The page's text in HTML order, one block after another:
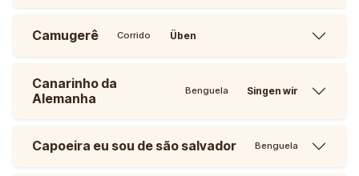
Camugerê Corrido Üben
Canarinho da
Alemanha
Benguela Singen wir
Capoeira eu sou de são salvador Benguela